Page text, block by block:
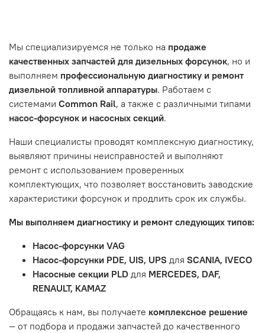
неисправности, вызванные нарушением правил
обслуживания или эксплуатации автомобиля. Если у вас
возникнут проблемы с отремонтированной системой,
мы обязательно разберемся в ситуации и предложим
решение. Однако если проблема вызвана одним из
перечисленных выше факторов, мы не сможем
Гарантия не распространяется на следующие случаи:
Истек гарантийный срок.
Товар является расходным материалом, который
тормозные колодки, диски сцепления, свечи зажигания
Неисправности вызваны ДТП, неправильной установкой
или чрезмерным износом.
Неисправность топливной системы или системы
впуска/выпуска.
Мы специализируемся не только на продаже
качественных запчастей для дизельных форсунок, но и
выполняем профессиональную диагностику и ремонт
дизельной топливной аппаратуры. Работаем с
системами Common Rail, а также с различными типами
насос-форсунок и насосных секций.
Наши специалисты проводят комплексную диагностику,
выявляют причины неисправностей и выполняют
ремонт с использованием проверенных
комплектующих, что позволяет восстановить заводские
характеристики форсунок и продлить срок их службы.
Мы выполняем диагностику и ремонт следующих типов:
Насос-форсунки VAG
Насос-форсунки PDE, UIS, UPS для SCANIA, IVECO
Насосные секции PLD для MERCEDES, DAF,
RENAULT, KAMAZ
Обращаясь к нам, вы получаете комплексное решение
— от подбора и продажи запчастей до качественного